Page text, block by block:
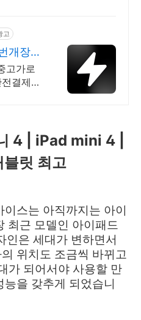
고
개장터
래
고가로
결제로
4 | iPad mini 4 |
블릿 최고
스는 아직까지는 아이
최근 모델인 아이패드
인은 세대가 변하면서
위치도 조금씩 바뀌고
가 되어서야 사용할 만
을 갖추게 되었습니